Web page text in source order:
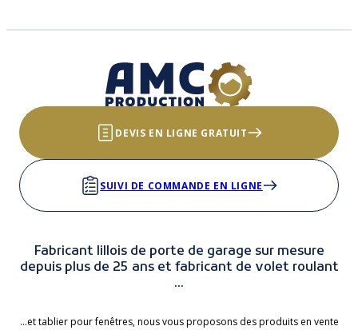
DEVIS EN LIGNE GRATUIT
SUIVI DE COMMANDE EN LIGNE
Fabricant lillois de porte de garage sur mesure
depuis plus de 25 ans et fabricant de volet roulant
...
...et tablier pour fenêtres, nous vous proposons des produits en vente